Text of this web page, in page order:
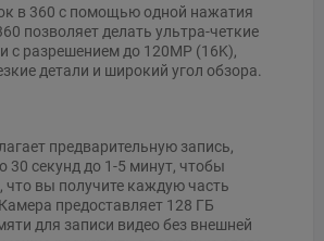
в 360 с помощью одной нажатия
позволяет делать ультра-четкие
с разрешением до 120MP (16K),
детали и широкий угол обзора.
предварительную запись,
30 секунд до 1-5 минут, чтобы
что вы получите каждую часть
предоставляет 128 ГБ
для записи видео без внешней